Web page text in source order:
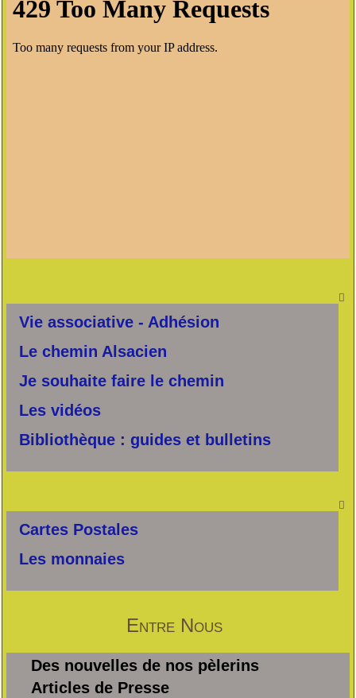

Vie associative - Adhésion
Le chemin Alsacien
Je souhaite faire le chemin
Les vidéos
Bibliothèque : guides et bulletins

Cartes Postales
Les monnaies
Entre Nous
Des nouvelles de nos pèlerins
Articles de Presse